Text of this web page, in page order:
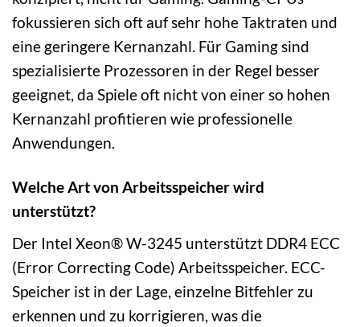
fokussieren sich oft auf sehr hohe Taktraten und
eine geringere Kernanzahl. Für Gaming sind
spezialisierte Prozessoren in der Regel besser
geeignet, da Spiele oft nicht von einer so hohen
Kernanzahl profitieren wie professionelle
Anwendungen.
Welche Art von Arbeitsspeicher wird
unterstützt?
Der Intel Xeon® W-3245 unterstützt DDR4 ECC
(Error Correcting Code) Arbeitsspeicher. ECC-
Speicher ist in der Lage, einzelne Bitfehler zu
erkennen und zu korrigieren, was die